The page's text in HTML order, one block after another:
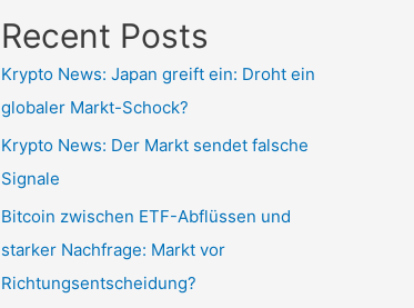
Recent Posts
Krypto News: Japan greift ein: Droht ein
globaler Markt-Schock?
Krypto News: Der Markt sendet falsche
Signale
Bitcoin zwischen ETF-Abflüssen und
starker Nachfrage: Markt vor
Richtungsentscheidung?